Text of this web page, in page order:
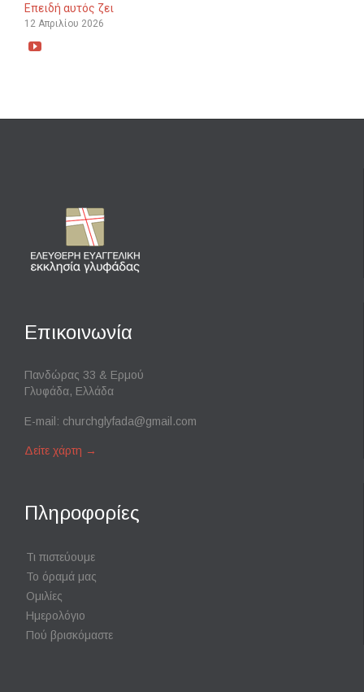
Επειδή αυτός ζει
12 Απριλίου 2026

Επικοινωνία
Πανδώρας 33 & Ερμού
Γλυφάδα, Ελλάδα
E-mail: churchglyfada@gmail.com
Δείτε χάρτη →
Πληροφορίες
Τι πιστεύουμε
Το όραμά μας
Ομιλίες
Ημερολόγιο
Πού βρισκόμαστε